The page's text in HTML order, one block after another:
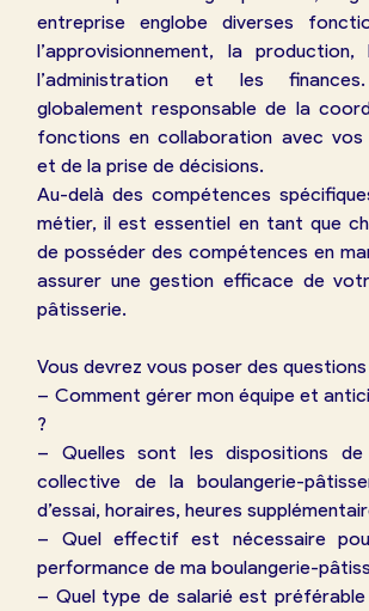
entreprise englobe diverses
l’approvisionnement, la
l’administration et les
globalement responsable de la
fonctions en collaboration avec vos
et de la prise de décisions.
Au-delà des compétences
métier, il est essentiel en tant que
de posséder des compétences en
assurer une gestion efficace de
pâtisserie.
Vous devrez vous poser des
– Comment gérer mon équipe et
?
– Quelles sont les dispositions
collective de la boulangerie-
d’essai, horaires, heures
– Quel effectif est nécessaire
performance de ma boulangerie-
– Quel type de salarié est préférable